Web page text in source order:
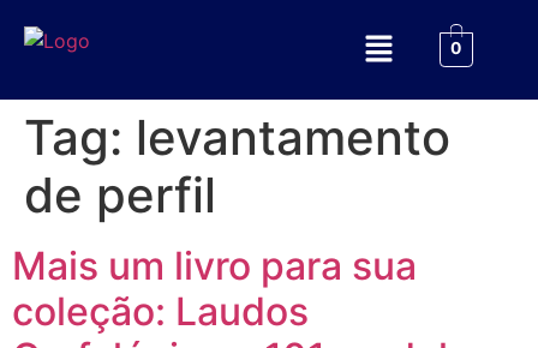
0
Tag: levantamento
de perfil
Mais um livro para sua
coleção: Laudos